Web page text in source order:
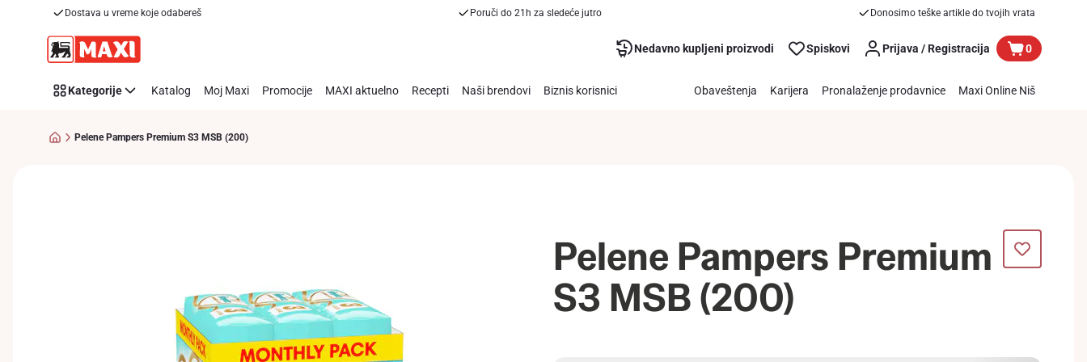
Dostava u vreme koje odabereš Poruči do 21h za sledeće jutro Donosimo teške artikle do tvojih vrata
Nedavno kupljeni proizvodi Spiskovi Prijava / Registracija 0
Kategorije Katalog Moj Maxi Promocije MAXI aktuelno Recepti Naši brendovi Biznis korisnici Obaveštenja Karijera Pronalaženje prodavnice Maxi Online Niš
Pelene Pampers Premium S3 MSB (200)
Pelene Pampers Premium
S3 MSB (200)